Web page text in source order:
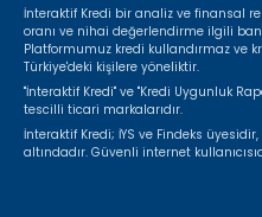
İnteraktif Kredi bir analiz ve finansal
oranı ve nihai değerlendirme ilgili
Platformumuz kredi kullandırmaz ve
Türkiye'deki kişilere yöneliktir.
"İnteraktif Kredi" ve "Kredi Uygunluk
tescilli ticari markalarıdır.
İnteraktif Kredi; İYS ve Findeks üyesidir,
altındadır. Güvenli internet